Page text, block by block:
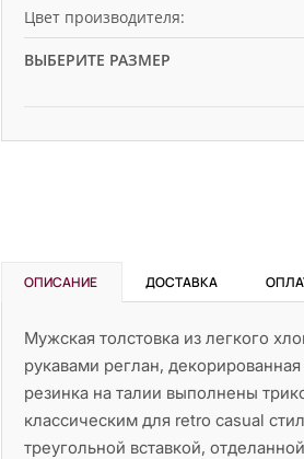
Цвет производителя:
ВЫБЕРИТЕ РАЗМЕР
ОПИСАНИЕ ДОСТАВКА
Мужская толстовка из легкого
рукавами реглан,
резинка на талии выполнены
классическим для retro casual
треугольной вставкой,